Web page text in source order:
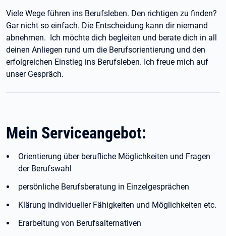
Viele Wege führen ins Berufsleben. Den richtigen zu finden?
Gar nicht so einfach. Die Entscheidung kann dir niemand
abnehmen. Ich möchte dich begleiten und berate dich in all
deinen Anliegen rund um die Berufsorientierung und den
erfolgreichen Einstieg ins Berufsleben. Ich freue mich auf
unser Gespräch.
Mein Serviceangebot:
Orientierung über berufliche Möglichkeiten und Fragen
der Berufswahl
persönliche Berufsberatung in Einzelgesprächen
Klärung individueller Fähigkeiten und Möglichkeiten etc.
Erarbeitung von Berufsalternativen